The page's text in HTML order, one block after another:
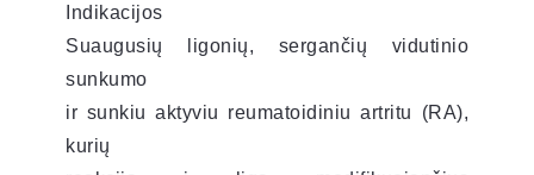
Indikacijos
Suaugusių ligonių, sergančių vidutinio
sunkumo
ir sunkiu aktyviu reumatoidiniu artritu (RA),
kurių